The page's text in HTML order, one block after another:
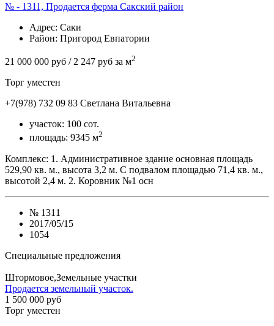
№ - 1311, Продается ферма Сакский район
Адрес: Саки
Район: Пригород Евпатории
21 000 000 руб / 2 247 руб за м2
Торг уместен
+7(978) 732 09 83 Cветлана Витальевна
участок: 100 сот.
площадь: 9345 м2
Комплекс: 1. Административное здание основная площадь
529,90 кв. м., высота 3,2 м. С подвалом площадью 71,4 кв. м.,
высотой 2,4 м. 2. Коровник №1 осн
№ 1311
2017/05/15
1054
Специальные предложения
Штормовое,Земельные участки
Продается земельный участок.
1 500 000 руб
Торг уместен